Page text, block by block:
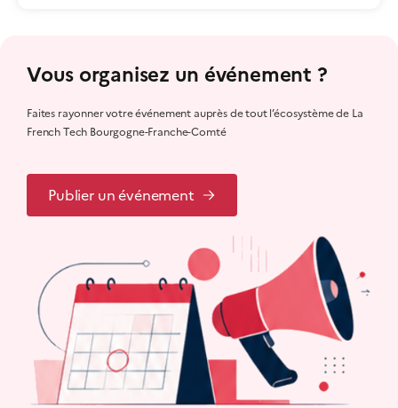
Vous organisez un événement ?
Faites rayonner votre événement auprès de tout l’écosystème de La
French Tech Bourgogne-Franche-Comté
Publier un événement